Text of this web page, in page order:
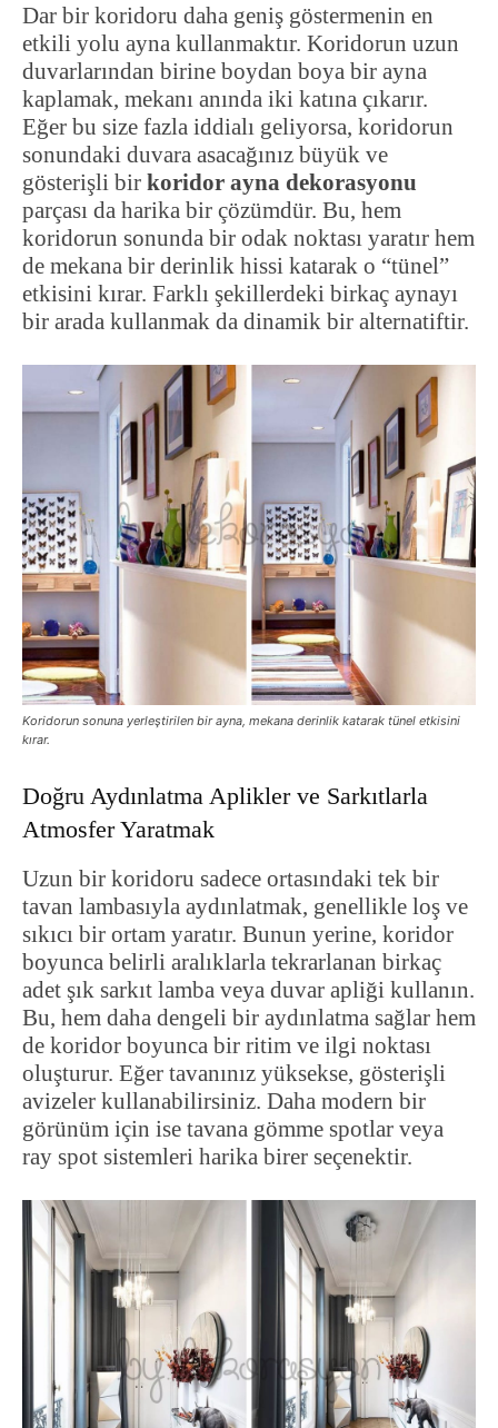
Dar bir koridoru daha geniş göstermenin en
etkili yolu ayna kullanmaktır. Koridorun uzun
duvarlarından birine boydan boya bir ayna
kaplamak, mekanı anında iki katına çıkarır.
Eğer bu size fazla iddialı geliyorsa, koridorun
sonundaki duvara asacağınız büyük ve
gösterişli bir koridor ayna dekorasyonu
parçası da harika bir çözümdür. Bu, hem
koridorun sonunda bir odak noktası yaratır hem
de mekana bir derinlik hissi katarak o “tünel”
etkisini kırar. Farklı şekillerdeki birkaç aynayı
bir arada kullanmak da dinamik bir alternatiftir.
Koridorun sonuna yerleştirilen bir ayna, mekana derinlik katarak tünel etkisini
kırar.
Doğru Aydınlatma Aplikler ve Sarkıtlarla
Atmosfer Yaratmak
Uzun bir koridoru sadece ortasındaki tek bir
tavan lambasıyla aydınlatmak, genellikle loş ve
sıkıcı bir ortam yaratır. Bunun yerine, koridor
boyunca belirli aralıklarla tekrarlanan birkaç
adet şık sarkıt lamba veya duvar apliği kullanın.
Bu, hem daha dengeli bir aydınlatma sağlar hem
de koridor boyunca bir ritim ve ilgi noktası
oluşturur. Eğer tavanınız yüksekse, gösterişli
avizeler kullanabilirsiniz. Daha modern bir
görünüm için ise tavana gömme spotlar veya
ray spot sistemleri harika birer seçenektir.